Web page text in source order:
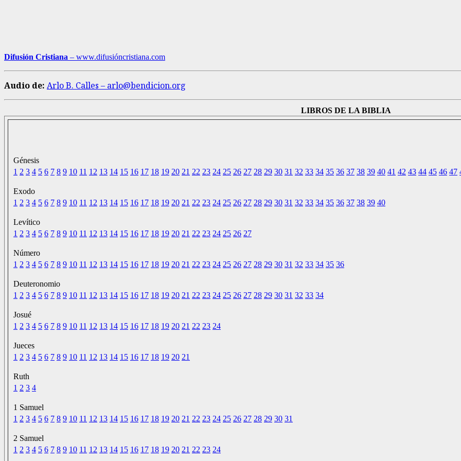
Difusión Cristiana – www.difusióncristiana.com
Audio de: Arlo B. Calles – arlo@bendicion.org
LIBROS DE LA BIBLIA
Génesis
1 2 3 4 5 6 7 8 9 10 11 12 13 14 15 16 17 18 19 20 21 22 23 24 25 26 27 28 29 30 31 32 33 34 35 36 37 38 39 40 41 42 43 44 45 46 47
Exodo
1 2 3 4 5 6 7 8 9 10 11 12 13 14 15 16 17 18 19 20 21 22 23 24 25 26 27 28 29 30 31 32 33 34 35 36 37 38 39 40
Levítico
1 2 3 4 5 6 7 8 9 10 11 12 13 14 15 16 17 18 19 20 21 22 23 24 25 26 27
Número
1 2 3 4 5 6 7 8 9 10 11 12 13 14 15 16 17 18 19 20 21 22 23 24 25 26 27 28 29 30 31 32 33 34 35 36
Deuteronomio
1 2 3 4 5 6 7 8 9 10 11 12 13 14 15 16 17 18 19 20 21 22 23 24 25 26 27 28 29 30 31 32 33 34
Josué
1 2 3 4 5 6 7 8 9 10 11 12 13 14 15 16 17 18 19 20 21 22 23 24
Jueces
1 2 3 4 5 6 7 8 9 10 11 12 13 14 15 16 17 18 19 20 21
Ruth
1 2 3 4
1 Samuel
1 2 3 4 5 6 7 8 9 10 11 12 13 14 15 16 17 18 19 20 21 22 23 24 25 26 27 28 29 30 31
2 Samuel
1 2 3 4 5 6 7 8 9 10 11 12 13 14 15 16 17 18 19 20 21 22 23 24